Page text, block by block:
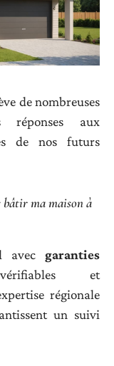
de nombreuses
réponses aux
de nos futurs
ma maison à
avec garanties
et
régionale
un suivi